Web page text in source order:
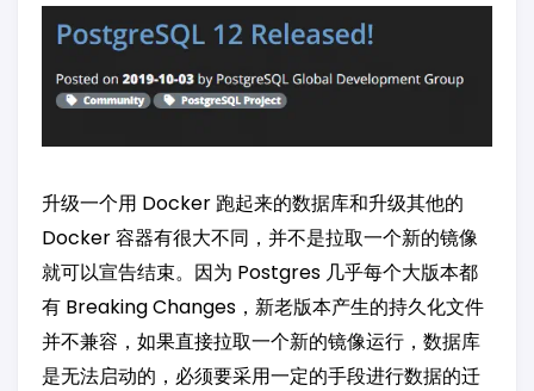
升级一个用 Docker 跑起来的数据库和升级其他的
Docker 容器有很大不同，并不是拉取一个新的镜像
就可以宣告结束。因为 Postgres 几乎每个大版本都
有 Breaking Changes，新老版本产生的持久化文件
并不兼容，如果直接拉取一个新的镜像运行，数据库
是无法启动的，必须要采用一定的手段进行数据的迁